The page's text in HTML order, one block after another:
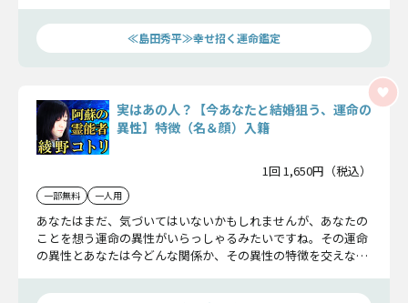
ます。
≪島田秀平≫幸せ招く運命鑑定
実はあの人？【今あなたと結婚狙う、運命の
異性】特徴（名＆顔）入籍
1回 1,650円（税込）
一部無料 一人用
あなたはまだ、気づいてはいないかもしれませんが、あなたの
ことを想う運命の異性がいらっしゃるみたいですね。その運命
の異性とあなたは今どんな関係か、その異性の特徴を交えなが